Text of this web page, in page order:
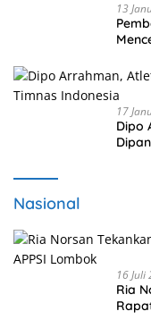
13
17
Dipo
Nasional
16 Juli
Ria